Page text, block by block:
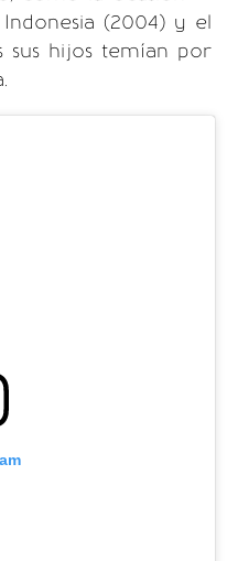
(2004) y el
sus hijos temían por